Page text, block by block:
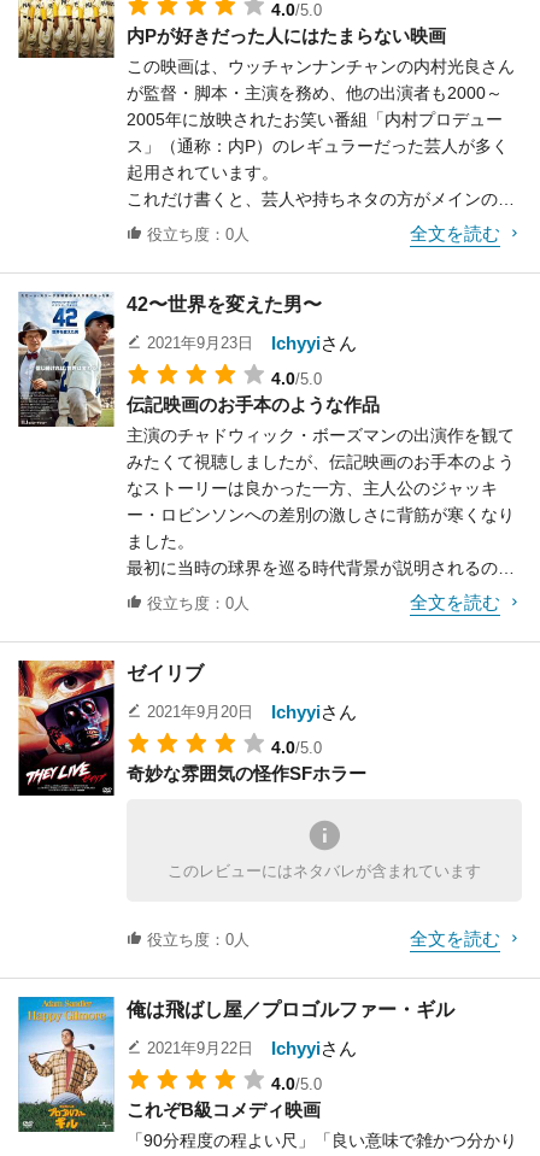
リアスなシーンとギャグシーンの切り替えが急だっ
たりと気になる点もありますが、同時に制作者の熱
量が大いに感じられる作品です。
が、「男はつらいよ」シリーズとは違うコメディ色
がない役にも関わらず、少し飄々とした部分は残し
つつもどっしりと落ち着いた雰囲気で演じており、
近年のイケメン・イケオジな金田一耕助とは違う印
象を受けます。
ただ、長く複雑な原作小説を分かりやすく編集した
とはいえまだ複雑な部分はあり、少し展開が駆け足
にも見えるので、そうした粗が気になるのは少し残
念です。
4.0/5.0
内Pが好きだった人にはたまらない映画
この映画は、ウッチャンナンチャンの内村光良さん
が監督・脚本・主演を務め、他の出演者も2000～
2005年に放映されたお笑い番組「内村プロデュー
ス」（通称：内P）のレギュラーだった芸人が多く
起用されています。
これだけ書くと、芸人や持ちネタの方がメインの映
画のように見えますが、実際には1本の映画として
多少ストーリーに強引な点があるものの、「落ちぶ
れてしまった草野球チーム、ピーナッツのメンバー
が再び集結し、それぞれ苦悩や挫折を抱えながらも
名門チームとの勝負に挑む」という展開はまさに王
道で、とても明るい気分になれます。
出演者も本職の俳優のように慣れた演技ではないも
のの、いずれも全力でされているのが伝わってきま
す。
芸人たちの持ちネタもストーリー上に無理のない形
で取り入れられていたり、レギュラーメンバー以外
にも竹中直人さんやくりぃむしちゅーの有田哲平さ
んが端役で出演していたり、ふかわりょうさんの両
親やランニング中の行進歌といった「内P」からの
「内P」を知らなくてもおじさんたちが再起のため
に頑張る草野球映画として楽しめ、「内P」を知っ
てる人は小ネタでもクスっと笑えるという、小粒な
がらもなかなかの良作映画です。
役立ち度：0人 全文を読む
42〜世界を変えた男〜
2021年9月23日 Ichyyiさん
4.0/5.0
伝記映画のお手本のような作品
主演のチャドウィック・ボーズマンの出演作を観て
みたくて視聴しましたが、伝記映画のお手本のよう
なストーリーは良かった一方、主人公のジャッキ
ー・ロビンソンへの差別の激しさに背筋が寒くなり
ました。
最初に当時の球界を巡る時代背景が説明されるので
分かりやすく、複雑な展開等もないため、基本的に
ただ、ジャッキーに繰り返される差別は想像以上
で、直接的な暴力こそないものの、暴言や提供する
サービスの拒否、試合中の判定を不利にされる等の
陰湿なものが多いです。
中でも、幼い子供までもが大人の真似をしてジャッ
キーに罵声を浴びせるシーンは見ていて辛いもので
そうした差別に対してじっと耐えるジャッキーの姿
も見ていて胃が痛くなりますが、ベンチ裏で一人怒
また、ジャッキーの入団を決めたゼネラルマネージ
を打たれました。
役立ち度：0人 全文を読む
ゼイリブ
2021年9月20日 Ichyyiさん
4.0/5.0
奇妙な雰囲気の怪作SFホラー
このレビューにはネタバレが含まれています
役立ち度：0人 全文を読む
俺は飛ばし屋／プロゴルファー・ギル
2021年9月22日 Ichyyiさん
4.0/5.0
これぞB級コメディ映画
「90分程度の程よい尺」「良い意味で雑かつ分かり